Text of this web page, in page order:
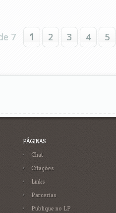
7 1 2 3 4 5
PÁGINAS
Chat
Citações
Links
Parcerias
Publique no LP